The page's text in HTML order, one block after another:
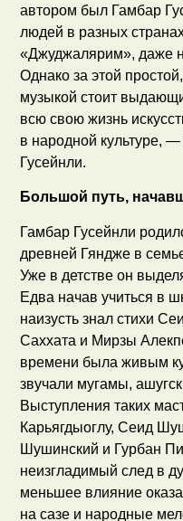
автором был Гамбар
людей в разных
«Джуджалярим», даже
Однако за этой
музыкой стоит
всю свою жизнь
в народной культуре,
Гусейнли.
Большой путь,
Гамбар Гусейнли
древней Гяндже в
Уже в детстве он
Едва начав учиться в
наизусть знал стихи
Саххата и Мирзы
времени была живым
звучали мугамы,
Выступления таких
Карьягдыоглу, Сеид
Шушинский и Гурбан
неизгладимый след в
меньшее влияние
на сазе и народные